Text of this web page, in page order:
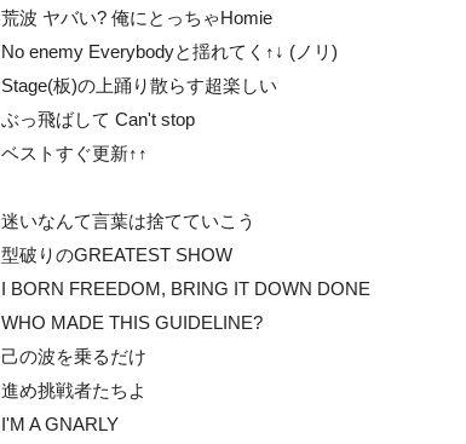
荒波 ヤバい? 俺にとっちゃHomie
No enemy Everybodyと揺れてく↑↓ (ノリ)
Stage(板)の上踊り散らす超楽しい
ぶっ飛ばして Can't stop
ベストすぐ更新↑↑
迷いなんて言葉は捨てていこう
型破りのGREATEST SHOW
I BORN FREEDOM, BRING IT DOWN DONE
WHO MADE THIS GUIDELINE?
己の波を乗るだけ
進め挑戦者たちよ
I'M A GNARLY